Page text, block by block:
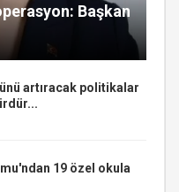
Başkan
artıracak politikalar
19 özel okula